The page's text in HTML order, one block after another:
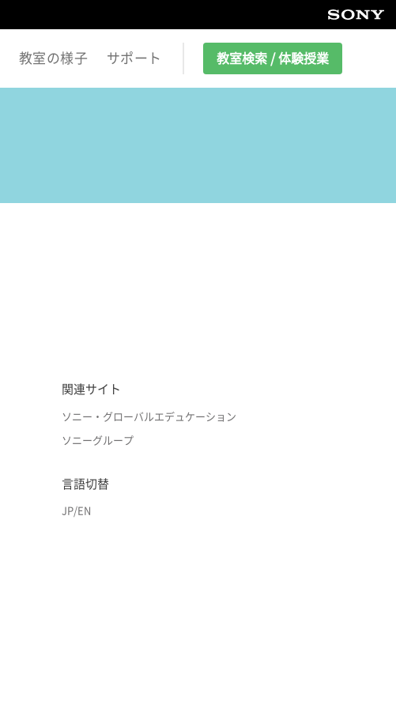
教室の様子 サポート 教室検索 / 体験授業
関連サイト
ソニー・グローバルエデュケーション
ソニーグループ
言語切替
JP/EN